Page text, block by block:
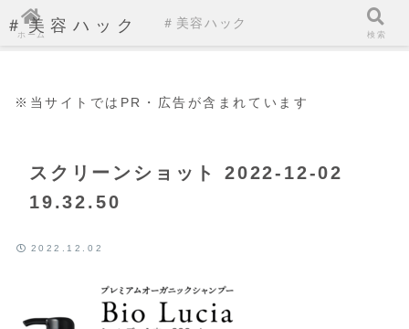
＃美容ハック
※当サイトではPR・広告が含まれています
スクリーンショット 2022-12-02
19.32.50
2022.12.02
ホーム
＃美容ハック
検索